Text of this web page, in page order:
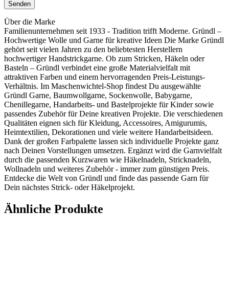
Über die Marke
Familienunternehmen seit 1933 - Tradition trifft Moderne. Gründl –
Hochwertige Wolle und Garne für kreative Ideen Die Marke Gründl
gehört seit vielen Jahren zu den beliebtesten Herstellern
hochwertiger Handstrickgarne. Ob zum Stricken, Häkeln oder
Basteln – Gründl verbindet eine große Materialvielfalt mit
attraktiven Farben und einem hervorragenden Preis-Leistungs-
Verhältnis. Im Maschenwichtel-Shop findest Du ausgewählte
Gründl Garne, Baumwollgarne, Sockenwolle, Babygarne,
Chenillegarne, Handarbeits- und Bastelprojekte für Kinder sowie
passendes Zubehör für Deine kreativen Projekte. Die verschiedenen
Qualitäten eignen sich für Kleidung, Accessoires, Amigurumis,
Heimtextilien, Dekorationen und viele weitere Handarbeitsideen.
Dank der großen Farbpalette lassen sich individuelle Projekte ganz
nach Deinen Vorstellungen umsetzen. Ergänzt wird die Garnvielfalt
durch die passenden Kurzwaren wie Häkelnadeln, Stricknadeln,
Wollnadeln und weiteres Zubehör - immer zum günstigen Preis.
Entdecke die Welt von Gründl und finde das passende Garn für
Dein nächstes Strick- oder Häkelprojekt.
Ähnliche Produkte